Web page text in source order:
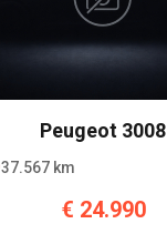
Peugeot 3008
37.567 km
€ 24.990